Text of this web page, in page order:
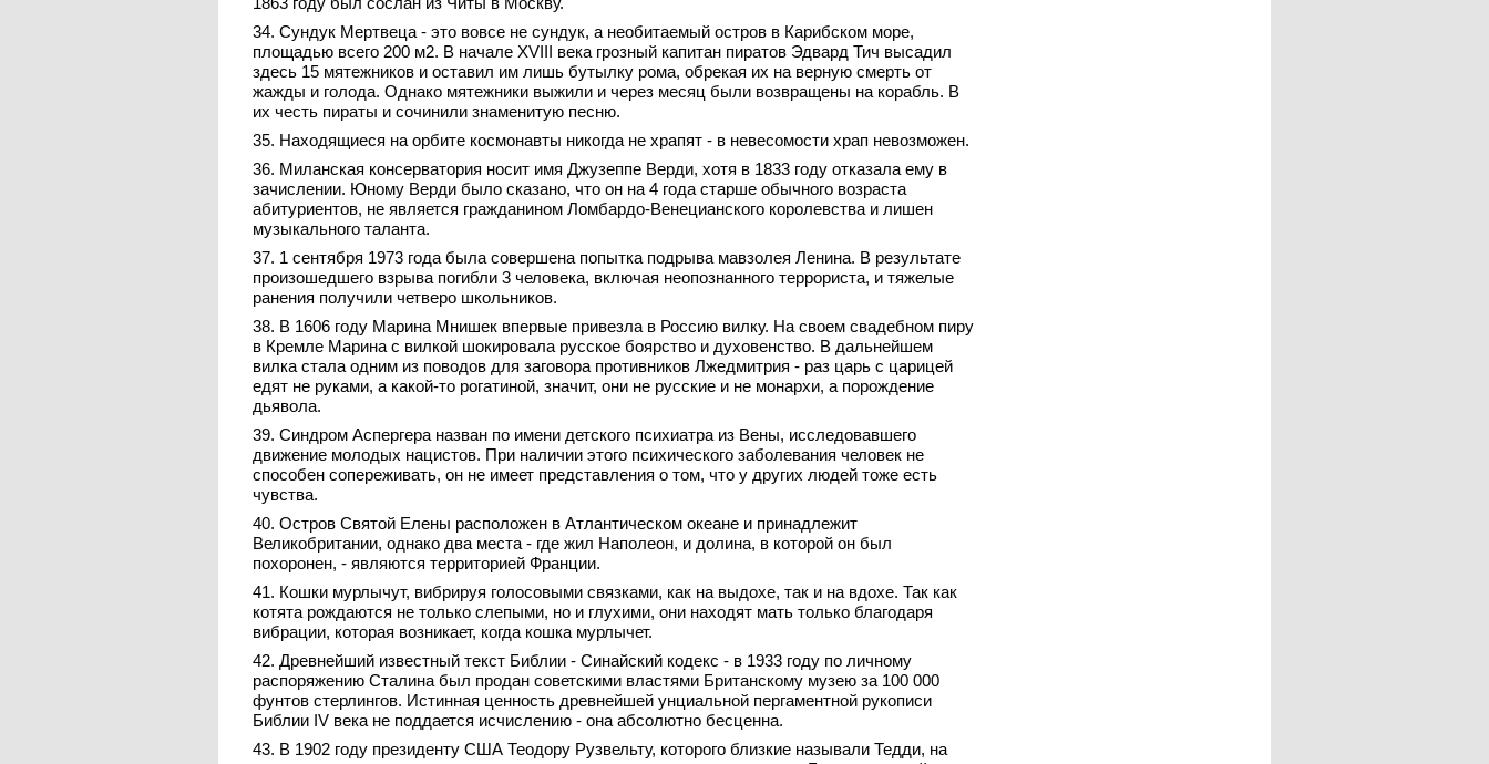
34. Сундук Мертвеца - это вовсе не сундук, а необитаемый остров в Карибском море,
площадью всего 200 м2. В начале XVIII века грозный капитан пиратов Эдвард Тич высадил
здесь 15 мятежников и оставил им лишь бутылку рома, обрекая их на верную смерть от
жажды и голода. Однако мятежники выжили и через месяц были возвращены на корабль. В
их честь пираты и сочинили знаменитую песню.
35. Находящиеся на орбите космонавты никогда не храпят - в невесомости храп невозможен.
36. Миланская консерватория носит имя Джузеппе Верди, хотя в 1833 году отказала ему в
зачислении. Юному Верди было сказано, что он на 4 года старше обычного возраста
абитуриентов, не является гражданином Ломбардо-Венецианского королевства и лишен
музыкального таланта.
37. 1 сентября 1973 года была совершена попытка подрыва мавзолея Ленина. В результате
произошедшего взрыва погибли 3 человека, включая неопознанного террориста, и тяжелые
ранения получили четверо школьников.
38. В 1606 году Марина Мнишек впервые привезла в Россию вилку. На своем свадебном пиру
в Кремле Марина с вилкой шокировала русское боярство и духовенство. В дальнейшем
вилка стала одним из поводов для заговора противников Лжедмитрия - раз царь с царицей
едят не руками, а какой-то рогатиной, значит, они не русские и не монархи, а порождение
дьявола.
39. Синдром Аспергера назван по имени детского психиатра из Вены, исследовавшего
движение молодых нацистов. При наличии этого психического заболевания человек не
способен сопереживать, он не имеет представления о том, что у других людей тоже есть
чувства.
40. Остров Святой Елены расположен в Атлантическом океане и принадлежит
Великобритании, однако два места - где жил Наполеон, и долина, в которой он был
похоронен, - являются территорией Франции.
41. Кошки мурлычут, вибрируя голосовыми связками, как на выдохе, так и на вдохе. Так как
котята рождаются не только слепыми, но и глухими, они находят мать только благодаря
вибрации, которая возникает, когда кошка мурлычет.
42. Древнейший известный текст Библии - Синайский кодекс - в 1933 году по личному
распоряжению Сталина был продан советскими властями Британскому музею за 100 000
фунтов стерлингов. Истинная ценность древнейшей унциальной пергаментной рукописи
Библии IV века не поддается исчислению - она абсолютно бесценна.
43. В 1902 году президенту США Теодору Рузвельту, которого близкие называли Тедди, на